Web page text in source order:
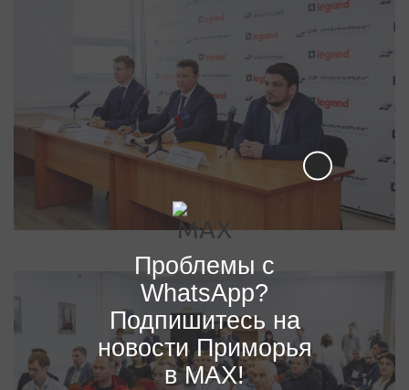
Проблемы с
WhatsApp?
Подпишитесь на
новости Приморья
в MAX!